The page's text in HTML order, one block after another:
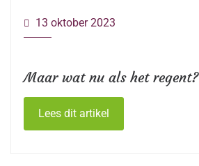
Maar wat nu als het regent?
13 oktober 2023
Lees dit artikel